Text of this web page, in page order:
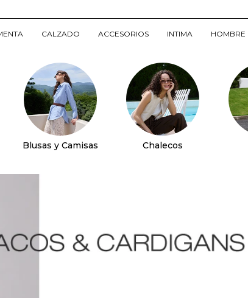
CALZADO ACCESORIOS INTIMA HOMBRE
Blusas y Camisas Chalecos